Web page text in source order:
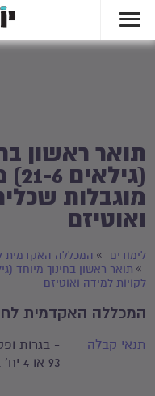
תואר ראשון
מוגבלות
ואוטיזם
לימודים
המכללה האקדמית
לקויות למידה ואוטיזם
המכללה האקדמית
תנאי קבלה
- בגרות
93 או 4 יח' באנגלית פוטר מפסיכומטרי)